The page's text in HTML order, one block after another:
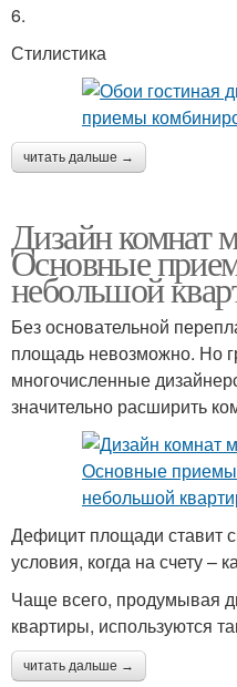
6.
Стилистика
читать дальше →
Дизайн комнат
Основные
небольшой
Без основательной
площадь невозможно. Но
многочисленные
значительно расширить
Дефицит площади ставит
условия, когда на счету –
Чаще всего, продумывая
квартиры, используются
читать дальше →